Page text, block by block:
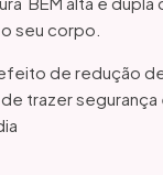
seu corpo.
de redução
de trazer